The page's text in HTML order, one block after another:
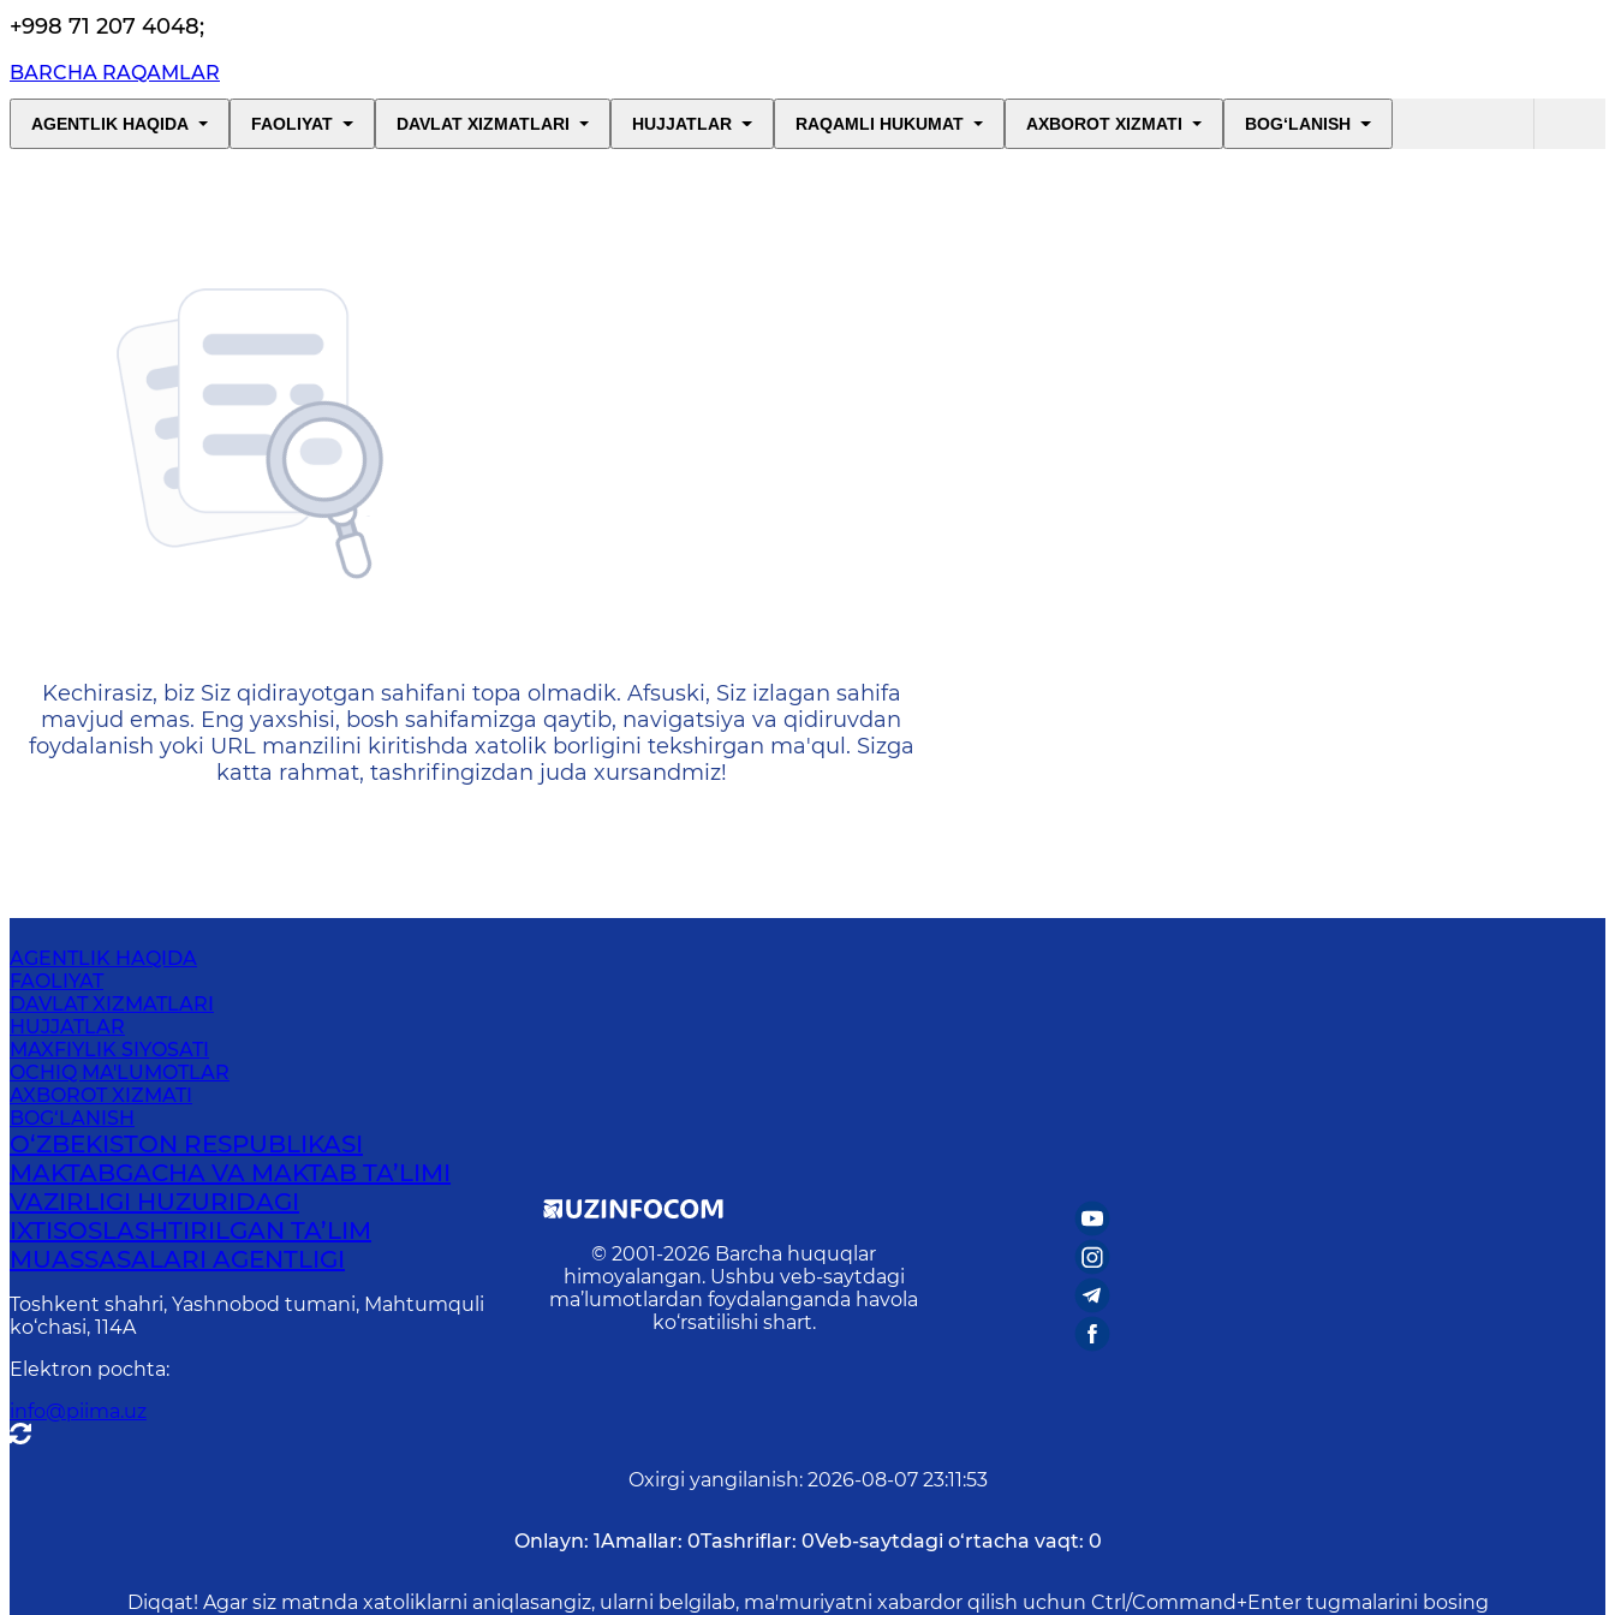
+998 71 207 4048;
BARCHA RAQAMLAR
AGENTLIK HAQIDA FAOLIYAT DAVLAT XIZMATLARI HUJJATLAR RAQAMLI HUKUMAT AXBOROT XIZMATI BOG‘LANISH
404 — Страница не найдена
Kechirasiz, biz Siz qidirayotgan sahifani topa olmadik. Afsuski, Siz izlagan sahifa
mavjud emas. Eng yaxshisi, bosh sahifamizga qaytib, navigatsiya va qidiruvdan
foydalanish yoki URL manzilini kiritishda xatolik borligini tekshirgan ma'qul. Sizga
katta rahmat, tashrifingizdan juda xursandmiz!
AGENTLIK HAQIDA
FAOLIYAT
DAVLAT XIZMATLARI
HUJJATLAR
MAXFIYLIK SIYOSATI
OCHIQ MA'LUMOTLAR
AXBOROT XIZMATI
BOG‘LANISH
O‘ZBEKISTON RESPUBLIKASI
MAKTABGACHA VA MAKTAB TA’LIMI
VAZIRLIGI HUZURIDAGI
IXTISOSLASHTIRILGAN TA’LIM
MUASSASALARI AGENTLIGI
Toshkent shahri, Yashnobod tumani, Mahtumquli
ko‘chasi, 114A
Elektron pochta:
info@piima.uz
© 2001-2026 Barcha huquqlar
himoyalangan. Ushbu veb-saytdagi
ma’lumotlardan foydalanganda havola
ko‘rsatilishi shart.
Oxirgi yangilanish: 2026-08-07 23:11:53
Onlayn: 1Amallar: 0Tashriflar: 0Veb-saytdagi o‘rtacha vaqt: 0
Diqqat! Agar siz matnda xatoliklarni aniqlasangiz, ularni belgilab, ma'muriyatni xabardor qilish uchun Ctrl/Command+Enter tugmalarini bosing